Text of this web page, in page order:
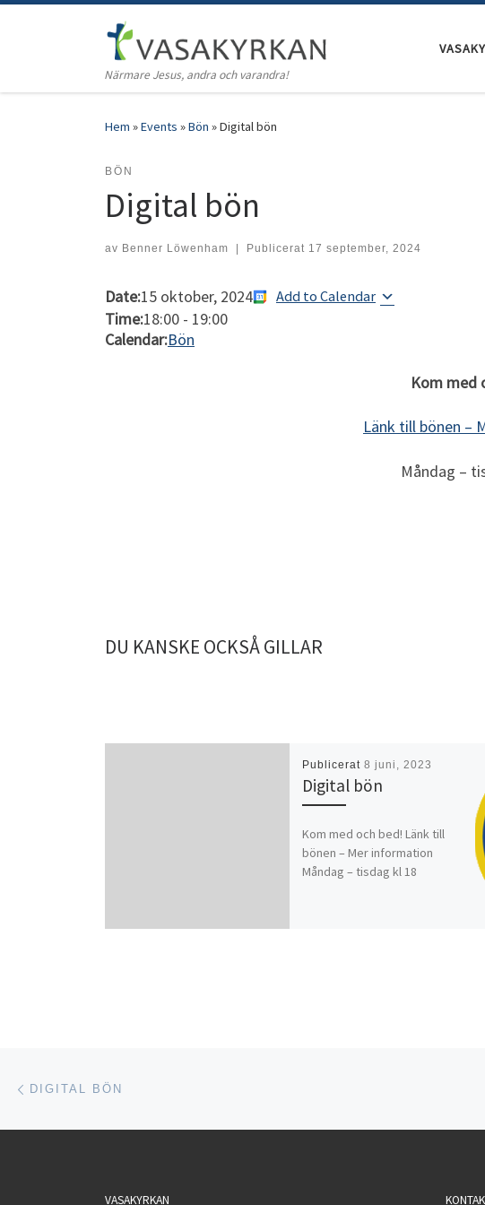
Hoppa till innehåll
Närmare Jesus, andra och varandra!
Hem »Events »Bön »Digital bön
BÖN
Digital bön
av Benner Löwenham Publicerat 17 september, 2024
Date:15 oktober, 2024 Add to Calendar
Time:18:00 - 19:00
Calendar:Bön
Kom med
Länk till bönen –
Måndag –
DU KANSKE OCKSÅ GILLAR
Publicerat8 juni, 2023
Digital bön
Kom med och bed! Länk till
bönen – Mer information
Måndag – tisdag kl 18
Inläggsnavigering
DIGITAL BÖN
VASAKYRKAN